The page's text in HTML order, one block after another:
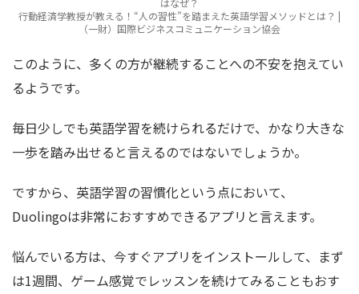
はなぜ？
行動経済学教授が教える！“人の習性”を踏まえた英語学習メソッドとは？ |
（一財）国際ビジネスコミュニケーション協会
このように、多くの方が継続することへの不安を抱えてい
るようです。
毎日少しでも英語学習を続けられるだけで、かなり大きな
一歩を踏み出せると言えるのではないでしょうか。
ですから、英語学習の習慣化という点において、
Duolingoは非常におすすめできるアプリと言えます。
悩んでいる方は、今すぐアプリをインストールして、まず
は1週間、ゲーム感覚でレッスンを続けてみることもおす